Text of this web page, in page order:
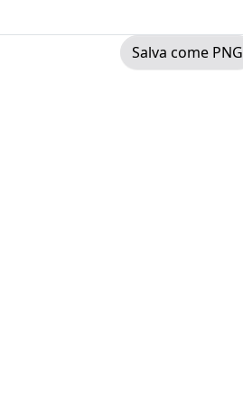
Salva come PNG